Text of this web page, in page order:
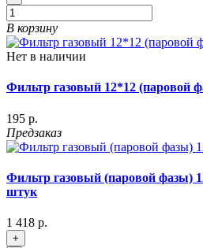
В корзину
Нет в наличии
Фильтр газовый 12*12 (паровой
195 р.
Предзаказ
Фильтр газовый (паровой фазы)
штук
1 418 р.
+